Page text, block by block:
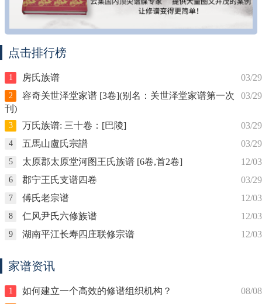
点击排行榜
03/29
1
房氏族谱
03/29
2 容奇关世泽堂家谱 [3卷](别名：关世泽堂家谱第一次
刊)
03/29
3
万氏族谱: 三十卷：[巴陵]
03/29
4
五馬山盧氏宗譜
12/03
5
太原郡太原堂河图王氏族谱 [6卷,首2卷]
03/29
6
郡宁王氏支谱四卷
12/03
7
傅氏老宗谱
12/03
8
仁风尹氏六修族谱
12/03
9 湖南平江长寿四庄联修宗谱
家谱资讯
08/08
1
如何建立一个高效的修谱组织机构？